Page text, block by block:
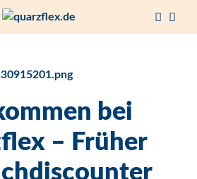
bei
– Früher